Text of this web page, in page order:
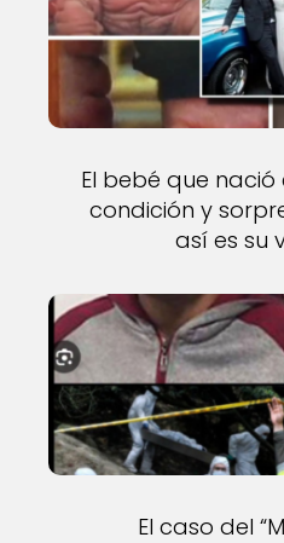
El bebé que
condición y
así es su
El caso del